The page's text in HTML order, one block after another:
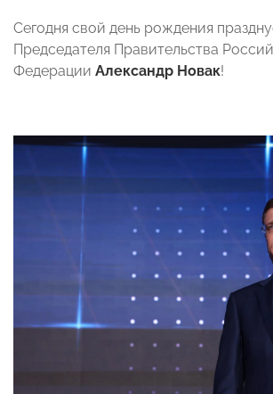
Сегодня свой день рождения
Председателя Правительства
Федерации Александр Новак!